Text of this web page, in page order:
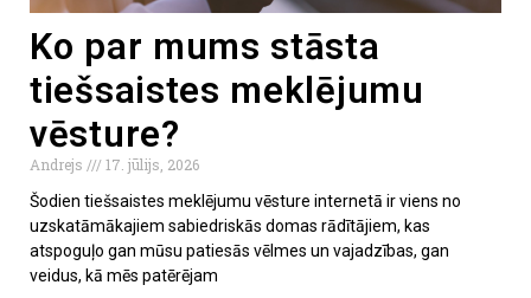
Ko par mums stāsta
tiešsaistes meklējumu
vēsture?
Andrejs
17. jūlijs, 2026
Šodien tiešsaistes meklējumu vēsture internetā ir viens no
uzskatāmākajiem sabiedriskās domas rādītājiem, kas
atspoguļo gan mūsu patiesās vēlmes un vajadzības, gan
veidus, kā mēs patērējam